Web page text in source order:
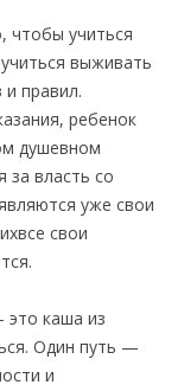
чтобы учиться
выживать
правил.
ребенок
душевном
за власть со
уже свои
все свои
это каша из
Один путь —
и